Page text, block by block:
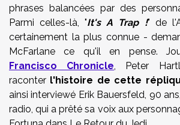
phrases balancées par des
Parmi celles-là, "It's A Trap !" de
certainement la plus connue -
McFarlane ce qu'il en pense.
Francisco Chronicle, Peter
raconter l'histoire de cette
ainsi interviewé Erik Bauersfeld, 90
radio, qui a prêté sa voix aux